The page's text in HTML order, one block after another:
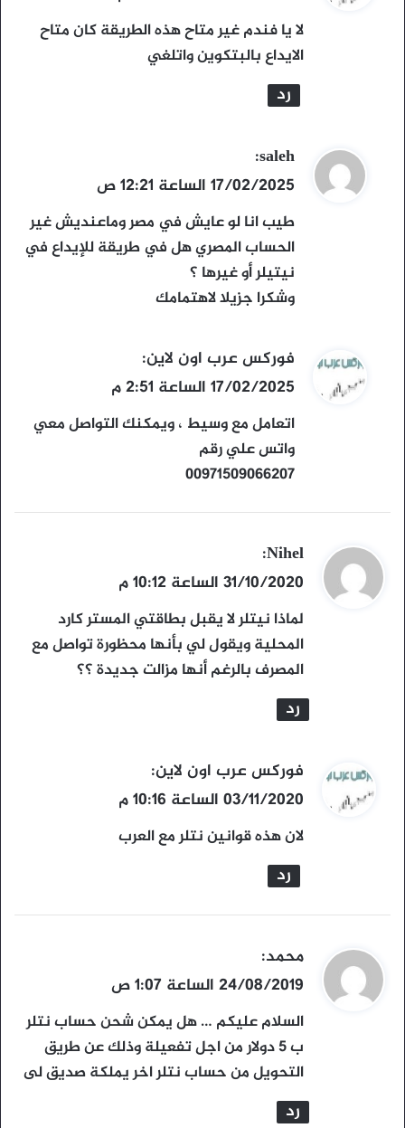
و
ل
لا يا فندم غير متاح هذه الطريقة كان متاح
الايداع بالبتكوين واتلغي
رد
ي
ق
و
ل
saleh
:
17/02/2025 الساعة 12:21 ص
طيب انا لو عايش في مصر وماعنديش غير
الحساب المصري هل في طريقة للإيداع في
نيتيلر أو غيرها ؟
وشكرا جزيلا لاهتمامك
ي
ق
و
ل
فوركس عرب اون لاين:
17/02/2025 الساعة 2:51 م
اتعامل مع وسيط ، ويمكنك التواصل معي
واتس علي رقم
00971509066207
ي
ق
و
ل
Nihel
:
31/10/2020 الساعة 10:12 م
لماذا نيتلر لا يقبل بطاقتي المستر كارد
المحلية ويقول لي بأنها محظورة تواصل مع
المصرف بالرغم أنها مزالت جديدة ؟؟
رد
ي
ق
و
ل
فوركس عرب اون لاين:
03/11/2020 الساعة 10:16 م
لان هذه قوانين نتلر مع العرب
رد
ي
ق
و
ل
محمد:
24/08/2019 الساعة 1:07 ص
السلام عليكم … هل يمكن شحن حساب نتلر
ب 5 دولار من اجل تفعيلة وذلك عن طريق
التحويل من حساب نتلر اخر يملكة صديق لى
رد